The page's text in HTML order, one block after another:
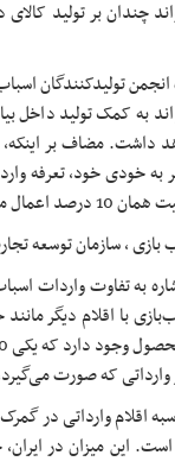
چندان بر تولید
تولیدکنندگان
به کمک تولید داخل
امر به خودی خود،
به تفاوت واردات
با اقلام دیگر
که صورت
اقلام وارداتی در